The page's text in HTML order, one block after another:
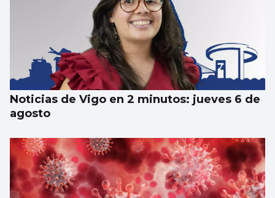
Noticias de Vigo en 2 minutos: jueves 6 de
agosto